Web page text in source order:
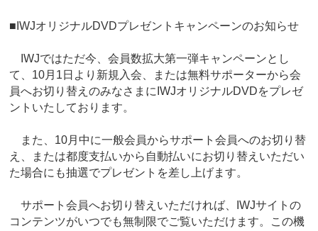
■IWJオリジナルDVDプレゼントキャンペーンのお知らせ
IWJではただ今、会員数拡大第一弾キャンペーンとし
て、10月1日より新規入会、または無料サポーターから会
員へお切り替えのみなさまにIWJオリジナルDVDをプレゼ
ントいたしております。
また、10月中に一般会員からサポート会員へのお切り替
え、または都度支払いから自動払いにお切り替えいただい
た場合にも抽選でプレゼントを差し上げます。
サポート会員へお切り替えいただければ、IWJサイトの
コンテンツがいつでも無制限でご覧いただけます。この機